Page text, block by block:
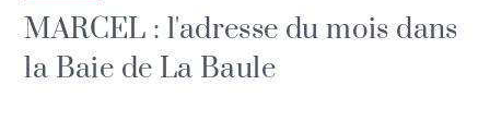
MARCEL : l'adresse du mois dans
la Baie de La Baule